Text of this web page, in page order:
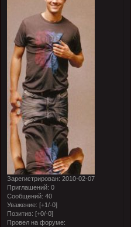
Зарегистрирован: 2010-02-07
Приглашений: 0
Сообщений: 40
Уважение: [+1/-0]
Позитив: [+0/-0]
Провел на форуме: